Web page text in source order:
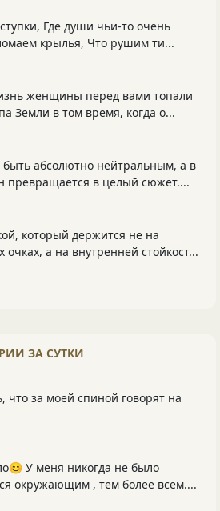
Где души чьи-то очень
крылья, Что рушим ти...
женщины перед вами топали
Земли в том время, когда о...
абсолютно нейтральным, а в
превращается в целый сюжет....
который держится не на
а на внутренней стойкост...
ЗА СУТКИ
что за моей спиной говорят на
У меня никогда не было
окружающим , тем более всем....